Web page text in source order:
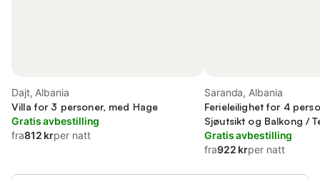
Dajt, Albania
Villa for 3 personer, med Hage
Gratis avbestilling
fra812 krper natt
Saranda, Albania
Ferieleilighet for 4
Sjøutsikt og Balkong /
til Utsikt
Gratis avbestilling
fra922 krper natt